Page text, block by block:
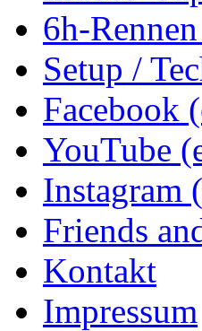
6h-
Setup /
Facebook
YouTube
Instagram
Friends
Kontakt
Impressum